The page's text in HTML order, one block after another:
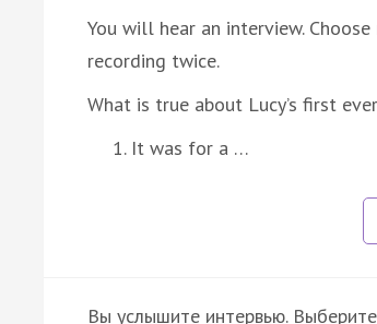
You will hear an interview.
recording twice.
What is true about Lucy’s first
It was for a …
Вы услышите интервью.